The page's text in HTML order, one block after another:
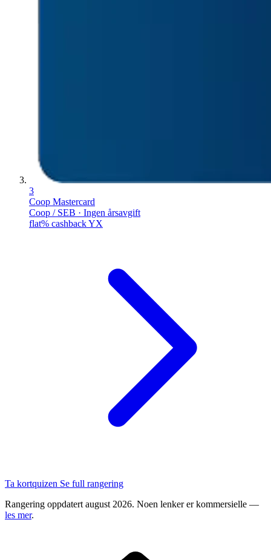
3
Coop Mastercard
Coop / SEB · Ingen årsavgift
flat% cashback YX
Ta kortquizen Se full rangering
Rangering oppdatert august 2026. Noen lenker er kommersielle —
les mer.